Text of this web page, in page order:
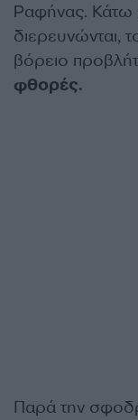
Ραφήνας. Κάτω
διερευνώνται,
βόρειο
φθορές.
Παρά την